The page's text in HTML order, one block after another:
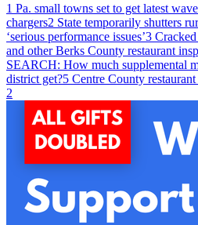
1 Pa. small towns set to get latest
chargers2 State temporarily shutters
‘serious performance issues’3 Cracked
and other Berks County restaurant
SEARCH: How much supplemental
district get?5 Centre County
2